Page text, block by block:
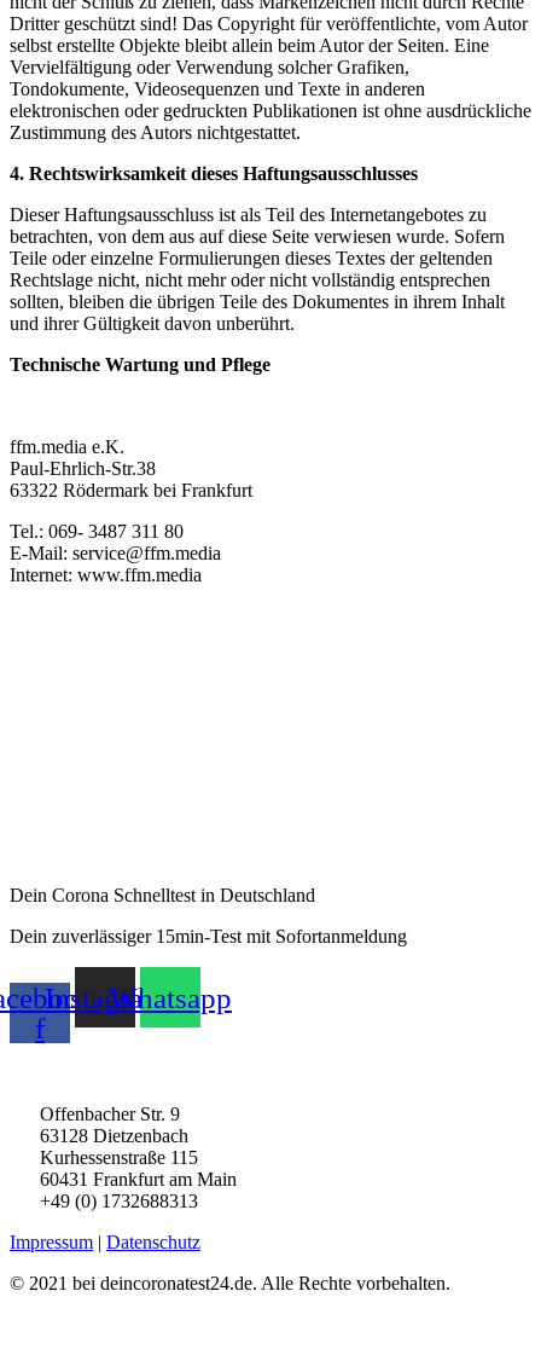
Dritter geschützt sind! Das Copyright für veröffentlichte, vom Autor
selbst erstellte Objekte bleibt allein beim Autor der Seiten. Eine
Vervielfältigung oder Verwendung solcher Grafiken,
Tondokumente, Videosequenzen und Texte in anderen
elektronischen oder gedruckten Publikationen ist ohne ausdrückliche
Zustimmung des Autors nichtgestattet.
4. Rechtswirksamkeit dieses Haftungsausschlusses
Dieser Haftungsausschluss ist als Teil des Internetangebotes zu
betrachten, von dem aus auf diese Seite verwiesen wurde. Sofern
Teile oder einzelne Formulierungen dieses Textes der geltenden
Rechtslage nicht, nicht mehr oder nicht vollständig entsprechen
sollten, bleiben die übrigen Teile des Dokumentes in ihrem Inhalt
und ihrer Gültigkeit davon unberührt.
Technische Wartung und Pflege
ffm.media e.K.
Paul-Ehrlich-Str.38
63322 Rödermark bei Frankfurt
Tel.: 069- 3487 311 80
E-Mail: service@ffm.media
Internet: www.ffm.media
Dein Corona Schnelltest in Deutschland
Dein zuverlässiger 15min-Test mit Sofortanmeldung
f
InstagramWhatsapp
Offenbacher Str. 9
63128 Dietzenbach
Kurhessenstraße 115
60431 Frankfurt am Main
+49 (0) 1732688313
Impressum | Datenschutz
© 2021 bei deincoronatest24.de. Alle Rechte vorbehalten.